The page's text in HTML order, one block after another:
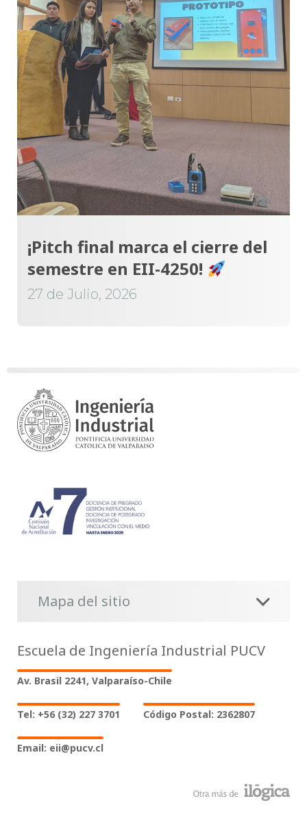
¡Pitch final marca el cierre del
semestre en EII-4250!
27 de Julio, 2026
Mapa del sitio
Escuela de Ingeniería Industrial PUCV
Av. Brasil 2241, Valparaíso-Chile
Tel: +56 (32) 227 3701 Código Postal: 2362807
Email: eii@pucv.cl